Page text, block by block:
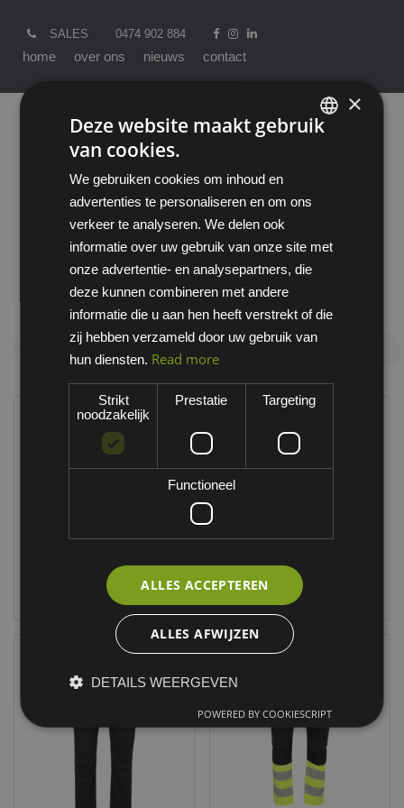
SALES 0474 902 884
home over ons nieuws contact
Producten All Werkkledij Werkbroeken
Werkbroeken
Werkbroeken
TARRO BROEK TARRO BROEK
×
Deze website maakt gebruik
van cookies.
We gebruiken cookies om inhoud en
advertenties te personaliseren en om ons
verkeer te analyseren. We delen ook
informatie over uw gebruik van onze site met
onze advertentie- en analysepartners, die
deze kunnen combineren met andere
informatie die u aan hen heeft verstrekt of die
zij hebben verzameld door uw gebruik van
hun diensten. Read more
Strikt
noodzakelijk
Prestatie Targeting
Functioneel
ALLES ACCEPTEREN
ALLES AFWIJZEN
DETAILS WEERGEVEN
POWERED BY COOKIESCRIPT